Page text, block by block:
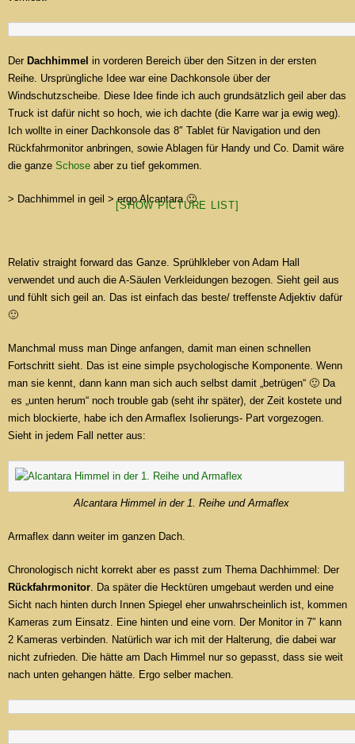
Der Dachhimmel in vorderen Bereich über den Sitzen in der ersten
Reihe. Ursprüngliche Idee war eine Dachkonsole über der
Windschutzscheibe. Diese Idee finde ich auch grundsätzlich geil aber das
Truck ist dafür nicht so hoch, wie ich dachte (die Karre war ja ewig weg).
Ich wollte in einer Dachkonsole das 8″ Tablet für Navigation und den
Rückfahrmonitor anbringen, sowie Ablagen für Handy und Co. Damit wäre
die ganze Schose aber zu tief gekommen.
> Dachhimmel in geil > ergo Alcantara 🙂
[SHOW PICTURE LIST]
Relativ straight forward das Ganze. Sprühlkleber von Adam Hall
verwendet und auch die A-Säulen Verkleidungen bezogen. Sieht geil aus
und fühlt sich geil an. Das ist einfach das beste/ treffenste Adjektiv dafür
🙂
Manchmal muss man Dinge anfangen, damit man einen schnellen
Fortschritt sieht. Das ist eine simple psychologische Komponente. Wenn
man sie kennt, dann kann man sich auch selbst damit „betrügen“ 🙂 Da
es „unten herum“ noch trouble gab (seht ihr später), der Zeit kostete und
mich blockierte, habe ich den Armaflex Isolierungs- Part vorgezogen.
Sieht in jedem Fall netter aus:
Alcantara Himmel in der 1. Reihe und Armaflex
Armaflex dann weiter im ganzen Dach.
Chronologisch nicht korrekt aber es passt zum Thema Dachhimmel: Der
Rückfahrmonitor. Da später die Hecktüren umgebaut werden und eine
Sicht nach hinten durch Innen Spiegel eher unwahrscheinlich ist, kommen
Kameras zum Einsatz. Eine hinten und eine vorn. Der Monitor in 7″ kann
2 Kameras verbinden. Natürlich war ich mit der Halterung, die dabei war
nicht zufrieden. Die hätte am Dach Himmel nur so gepasst, dass sie weit
nach unten gehangen hätte. Ergo selber machen.